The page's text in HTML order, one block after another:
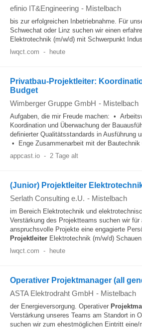
efinio IT&Engineering - Mistelbach
bis zur erfolgreichen Inbetriebnahme. Für
Schwechat oder Linz suchen wir einen
Elektrotechnik (m/w/d) mit Schwerpunkt
lwqct.com - heute
Privatbau-Projektleiter:
Budget
Wimberger Gruppe GmbH - Mistelbach
Aufgaben, die mir Freude machen: •
Koordination und Überwachung der
definierter Qualitätsstandards in Ausführung
• Enge Zusammenarbeit mit der Bautechnik
appcast.io - 2 Tage alt
(Junior) Projektleiter
Serlath Consulting e.U. - Mistelbach
im Bereich Elektrotechnik und
Verstärkung des Projektteams suchen wir für
anspruchsvolle Projekte eine engagierte
Projektleiter Elektrotechnik (m/w/d)
lwqct.com - heute
Operativer Projektmanager (all
ASTA Elektrodraht GmbH - Mistelbach
der Energieversorgung. Operativer
Verstärkung unseres Teams am Standort in
suchen wir zum ehestmöglichen Eintritt eine/